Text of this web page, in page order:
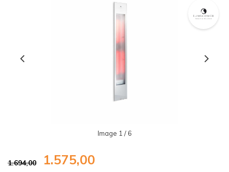
Image 1 / 6
1.694,00 1.575,00